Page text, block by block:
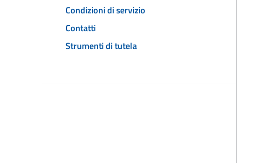
Condizioni di servizio
Contatti
Strumenti di tutela